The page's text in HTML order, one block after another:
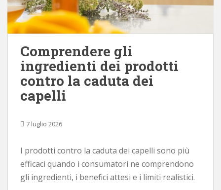
Comprendere gli
ingredienti dei prodotti
contro la caduta dei
capelli
7 luglio 2026
I prodotti contro la caduta dei capelli sono più
efficaci quando i consumatori ne comprendono
gli ingredienti, i benefici attesi e i limiti realistici.